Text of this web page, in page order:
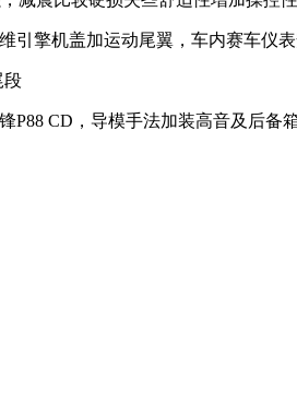
引擎机盖加运动尾翼，车内赛车仪
段
P88 CD，导模手法加装高音及后